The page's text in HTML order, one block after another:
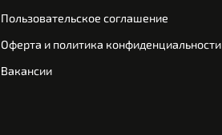
Пользовательское соглашение
Оферта и политика конфиденциальности
Вакансии